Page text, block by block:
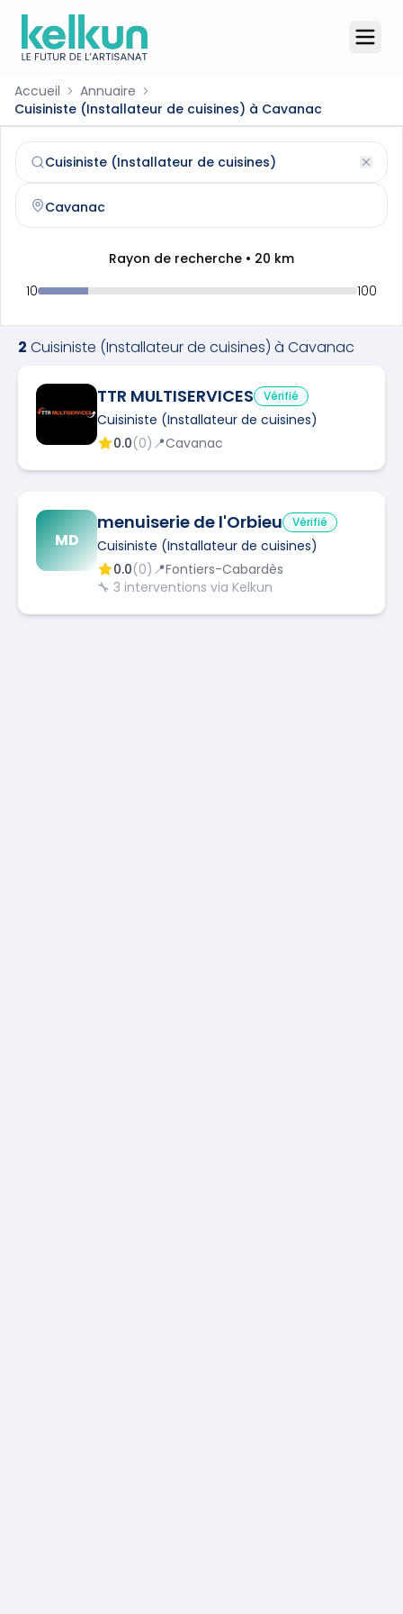
Accueil
Annuaire
Cuisiniste (Installateur de cuisines) à Cavanac
Trouvez et contactez uncuisiniste (installateur de
Rayon de recherche • 20 km
10
100
2 Cuisiniste (Installateur de cuisines) à Cavanac
TTR MULTISERVICES Vérifié
Cuisiniste (Installateur de cuisines)
0.0(0) 📍Cavanac
MD
menuiserie de l'Orbieu Vérifié
Cuisiniste (Installateur de cuisines)
0.0(0) 📍Fontiers-Cabardès
🔧 3 interventions via Kelkun